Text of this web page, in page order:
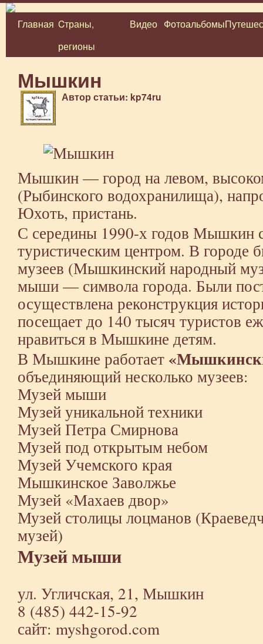
Перейти
Главная Cтраны,
регионы
Видео Фотоальбомы
Мышкин
Автор статьи: kp74ru
Мышкин — город на левом,
(Рыбинского водохранилища),
Юхоть, пристань.
С середины 1990-х годов Мышкин
туристическим центром. В городе
музеев (Мышкинский народный
мыши — символа города. Были
осуществлена реконструкция
посещает до 140 тысяч туристов
нравиться в Мышкине детям.
В Мышкине работает
объединяющий несколько музеев:
Музей мыши
Музей уникальной техники
Музей Петра Смирнова
Музей под открытым небом
Музей Учемского края
Мышкинское Заволжье
Музей «Махаев двор»
Музей столицы лоцманов
музей)
Музей мыши
ул. Угличская, 21, Мышкин
8 (485) 442-15-92
сайт: myshgorod.com